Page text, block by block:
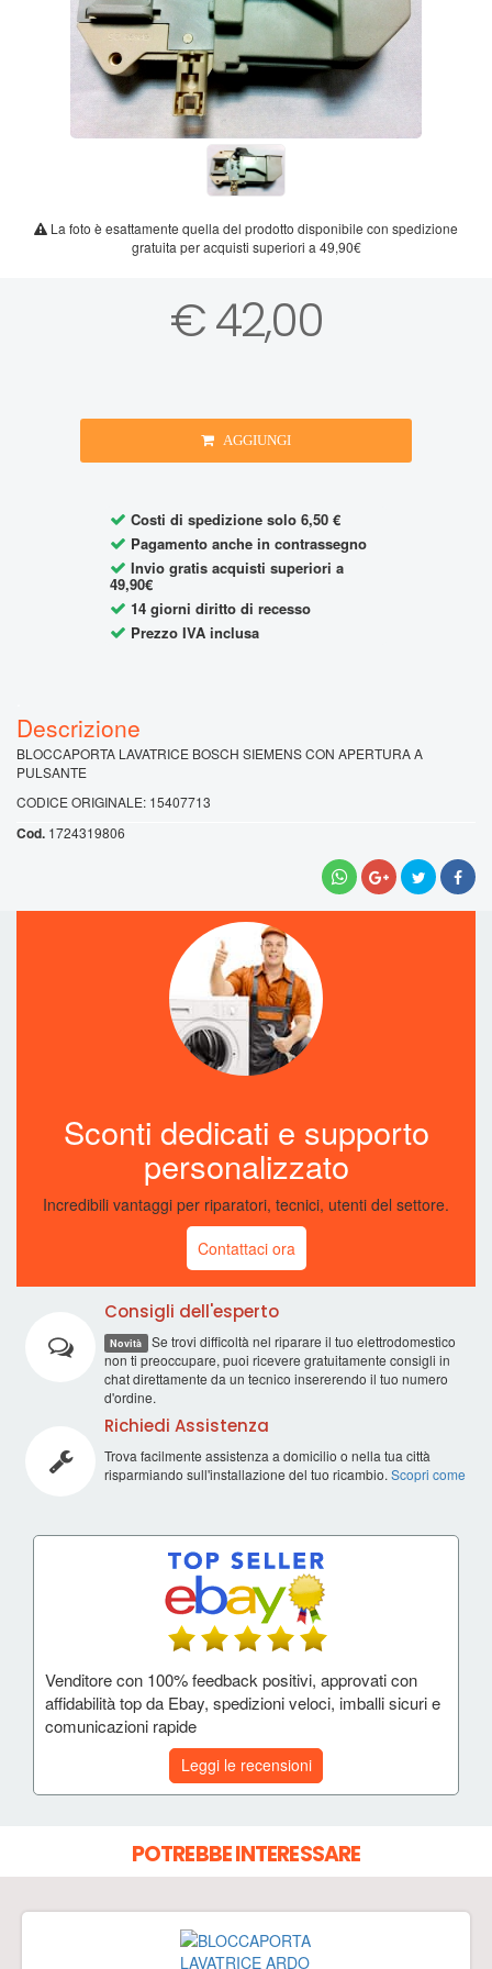
La foto è esattamente quella del prodotto disponibile con spedizione
gratuita per acquisti superiori a 49,90€
€ 42,00
AGGIUNGI
Costi di spedizione solo 6,50 €
Pagamento anche in contrassegno
Invio gratis acquisti superiori a
49,90€
14 giorni diritto di recesso
Prezzo IVA inclusa
BLOCCAPORTA LAVATRICE BOSCH SIEMENS CON APERTURA A
PULSANTE
CODICE ORIGINALE: 15407713
1724319806
Sconti dedicati e supporto
personalizzato
Incredibili vantaggi per riparatori, tecnici, utenti del settore.
Contattaci ora
Consigli dell'esperto
Novità Se trovi difficoltà nel riparare il tuo elettrodomestico
non ti preoccupare, puoi ricevere gratuitamente consigli in
chat direttamente da un tecnico insererendo il tuo numero
d'ordine.
Richiedi Assistenza
Trova facilmente assistenza a domicilio o nella tua città
risparmiando sull'installazione del tuo ricambio. Scopri come
Venditore con 100% feedback positivi, approvati con
affidabilità top da Ebay, spedizioni veloci, imballi sicuri e
comunicazioni rapide
Leggi le recensioni
POTREBBE INTERESSARE